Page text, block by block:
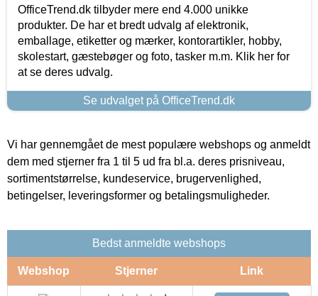
OfficeTrend.dk tilbyder mere end 4.000 unikke
produkter. De har et bredt udvalg af elektronik,
emballage, etiketter og mærker, kontorartikler, hobby,
skolestart, gæstebøger og foto, tasker m.m. Klik her for
at se deres udvalg.
Se udvalget på OfficeTrend.dk
Vi har gennemgået de mest populære webshops og anmeldt
dem med stjerner fra 1 til 5 ud fra bl.a. deres prisniveau,
sortimentstørrelse, kundeservice, brugervenlighed,
betingelser, leveringsformer og betalingsmuligheder.
Bedst anmeldte webshops
Webshop Stjerner Link